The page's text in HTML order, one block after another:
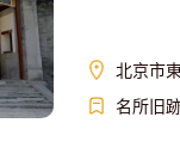
北京市
名所旧